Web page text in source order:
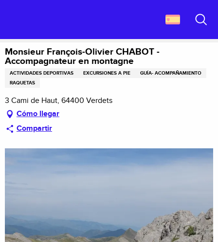
principal
Monsieur François-Olivier CHABOT - Accompagnateur en montagne
Monsieur François-Olivier CHABOT -
Accompagnateur en montagne
ACTIVIDADES DEPORTIVAS EXCURSIONES A PIE
GUÍA- ACOMPAÑAMIENTO
RAQUETAS
3 Cami de Haut, 64400 Verdets
Cómo llegar
Compartir